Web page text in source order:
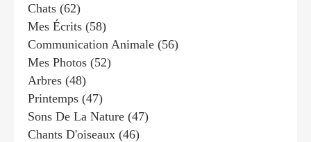
Chats (62)
Mes Écrits (58)
Communication Animale (56)
Mes Photos (52)
Arbres (48)
Printemps (47)
Sons De La Nature (47)
Chants D'oiseaux (46)